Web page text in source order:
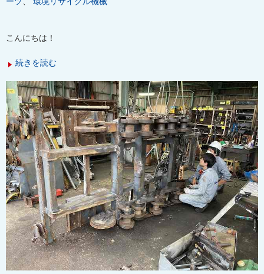
こんにちは！
続きを読む